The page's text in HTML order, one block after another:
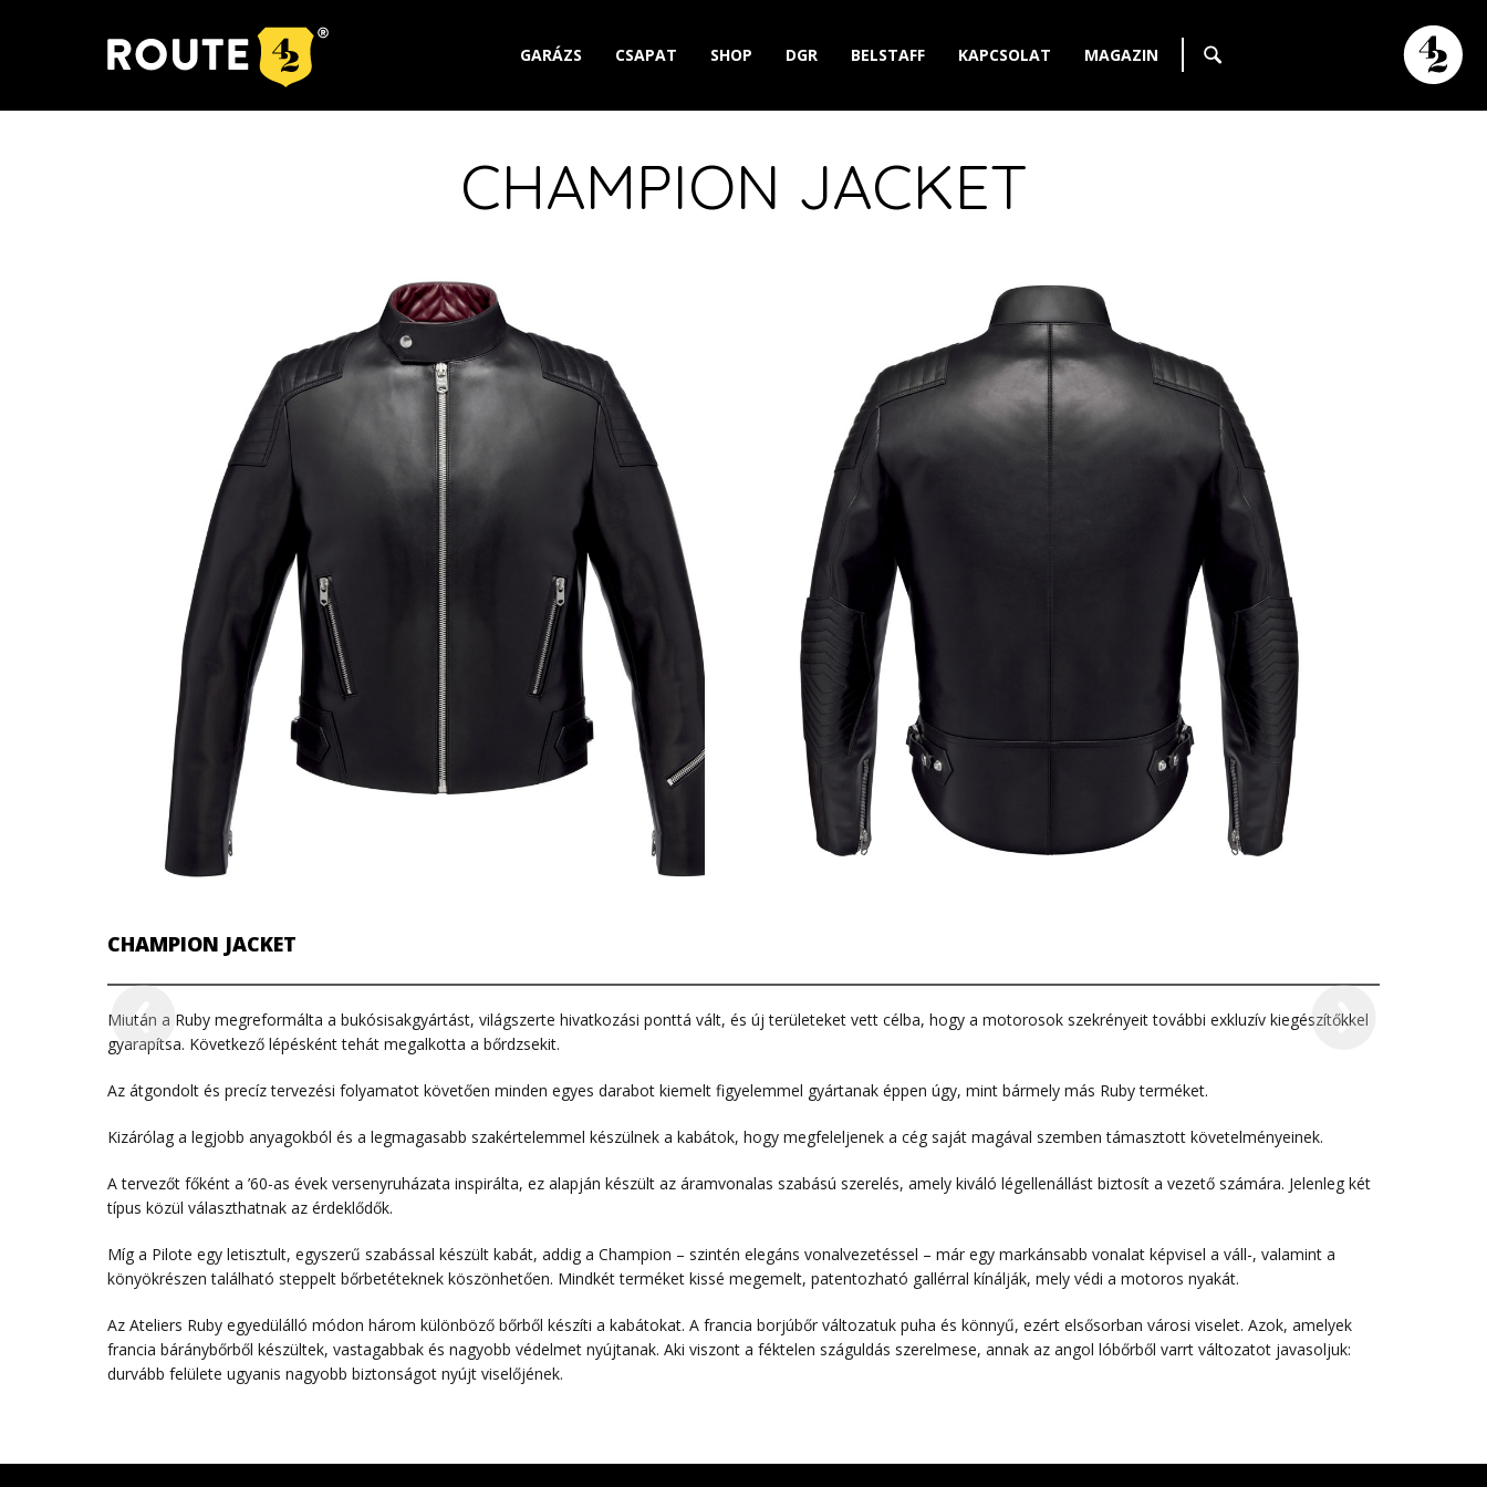
GARÁZS CSAPAT SHOP DGR BELSTAFF KAPCSOLAT MAGAZIN
CHAMPION JACKET
CHAMPION JACKET
Miután a Ruby megreformálta a bukósisakgyártást, világszerte hivatkozási ponttá vált, és új területeket vett célba, hogy a motorosok szekrényeit további exkluzív kiegészítőkkel
gyarapítsa. Következő lépésként tehát megalkotta a bőrdzsekit.
Az átgondolt és precíz tervezési folyamatot követően minden egyes darabot kiemelt figyelemmel gyártanak éppen úgy, mint bármely más Ruby terméket.
Kizárólag a legjobb anyagokból és a legmagasabb szakértelemmel készülnek a kabátok, hogy megfeleljenek a cég saját magával szemben támasztott követelményeinek.
A tervezőt főként a ’60-as évek versenyruházata inspirálta, ez alapján készült az áramvonalas szabású szerelés, amely kiváló légellenállást biztosít a vezető számára. Jelenleg két
típus közül választhatnak az érdeklődők.
Míg a Pilote egy letisztult, egyszerű szabással készült kabát, addig a Champion – szintén elegáns vonalvezetéssel – már egy markánsabb vonalat képvisel a váll-, valamint a
könyökrészen található steppelt bőrbetéteknek köszönhetően. Mindkét terméket kissé megemelt, patentozható gallérral kínálják, mely védi a motoros nyakát.
Az Ateliers Ruby egyedülálló módon három különböző bőrből készíti a kabátokat. A francia borjúbőr változatuk puha és könnyű, ezért elsősorban városi viselet. Azok, amelyek
francia báránybőrből készültek, vastagabbak és nagyobb védelmet nyújtanak. Aki viszont a féktelen száguldás szerelmese, annak az angol lóbőrből varrt változatot javasoljuk:
durvább felülete ugyanis nagyobb biztonságot nyújt viselőjének.